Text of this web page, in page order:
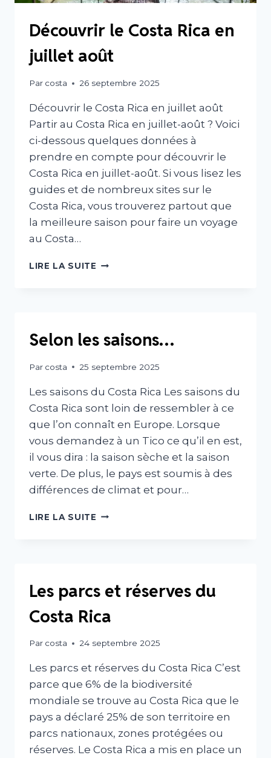
Découvrir le Costa Rica en
juillet août
Par costa 26 septembre 2025
Découvrir le Costa Rica en juillet août
Partir au Costa Rica en juillet-août ? Voici
ci-dessous quelques données à
prendre en compte pour découvrir le
Costa Rica en juillet-août. Si vous lisez les
guides et de nombreux sites sur le
Costa Rica, vous trouverez partout que
la meilleure saison pour faire un voyage
au Costa…
LIRE LA SUITE DÉCOUVRIR
AOÛT
Selon les saisons…
Par costa 25 septembre 2025
Les saisons du Costa Rica Les saisons du
Costa Rica sont loin de ressembler à ce
que l’on connaît en Europe. Lorsque
vous demandez à un Tico ce qu’il en est,
il vous dira : la saison sèche et la saison
verte. De plus, le pays est soumis à des
différences de climat et pour…
LIRE LA SUITE SELON
Les parcs et réserves du
Costa Rica
Par costa 24 septembre 2025
Les parcs et réserves du Costa Rica C’est
parce que 6% de la biodiversité
mondiale se trouve au Costa Rica que le
pays a déclaré 25% de son territoire en
parcs nationaux, zones protégées ou
réserves. Le Costa Rica a mis en place un